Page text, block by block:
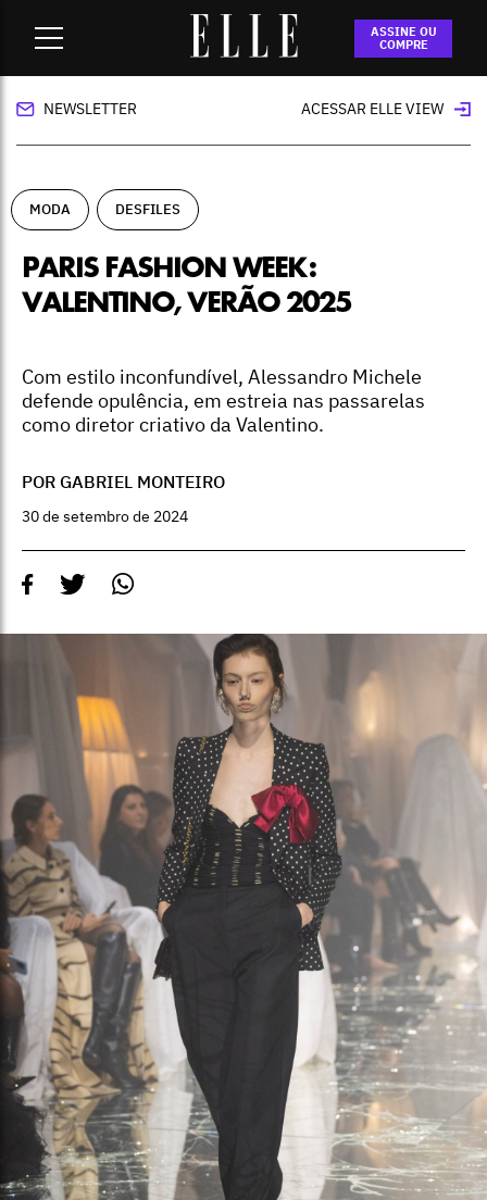
ASSINE OU
COMPRE
Paris Fashion Week: Valentino, verão 2025
NEWSLETTER ACESSAR ELLE VIEW
MODA DESFILES
PARIS FASHION WEEK:
VALENTINO, VERÃO 2025
Com estilo inconfundível, Alessandro Michele
defende opulência, em estreia nas passarelas
como diretor criativo da Valentino.
POR GABRIEL MONTEIRO
30 de setembro de 2024